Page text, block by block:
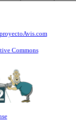
proyectoAvis.com
Commons